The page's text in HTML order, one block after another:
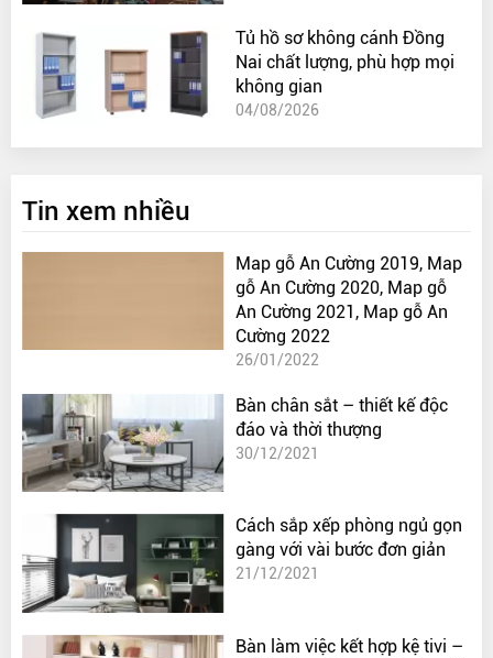
Tủ hồ sơ không cánh Đồng
Nai chất lượng, phù hợp mọi
không gian
04/08/2026
Tin xem nhiều
Map gỗ An Cường 2019, Map
gỗ An Cường 2020, Map gỗ
An Cường 2021, Map gỗ An
Cường 2022
26/01/2022
Bàn chân sắt – thiết kế độc
đáo và thời thượng
30/12/2021
Cách sắp xếp phòng ngủ gọn
gàng với vài bước đơn giản
21/12/2021
Bàn làm việc kết hợp kệ tivi –